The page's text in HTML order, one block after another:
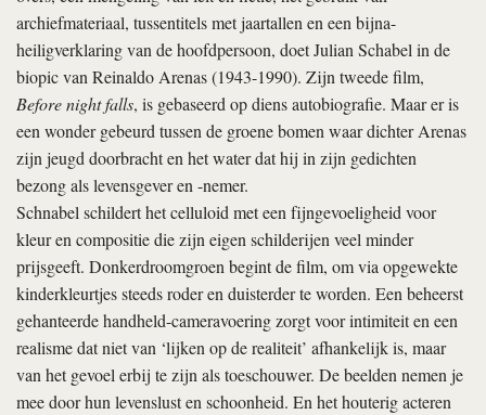
archiefmateriaal, tussentitels met jaartallen en een bijna-
heiligverklaring van de hoofdpersoon, doet Julian Schabel in de
biopic van Reinaldo Arenas (1943-1990). Zijn tweede film,
Before night falls, is gebaseerd op diens autobiografie. Maar er is
een wonder gebeurd tussen de groene bomen waar dichter Arenas
zijn jeugd doorbracht en het water dat hij in zijn gedichten
bezong als levensgever en -nemer.
Schnabel schildert het celluloid met een fijngevoeligheid voor
kleur en compositie die zijn eigen schilderijen veel minder
prijsgeeft. Donkerdroomgroen begint de film, om via opgewekte
kinderkleurtjes steeds roder en duisterder te worden. Een beheerst
gehanteerde handheld-cameravoering zorgt voor intimiteit en een
realisme dat niet van ‘lijken op de realiteit’ afhankelijk is, maar
van het gevoel erbij te zijn als toeschouwer. De beelden nemen je
mee door hun levenslust en schoonheid. En het houterig acteren